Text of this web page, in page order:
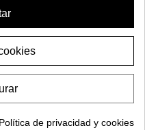
CR
Política de privacidad y cookies